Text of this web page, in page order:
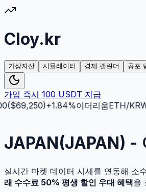
Cloy.kr
가상자산 시뮬레이터 경제 캘린더 공포
가입 즉시 100 USDT 지급
69,250)+1.84%이더리움ETH/KRW
JAPAN(JAPAN) -
실시간 마켓 데이터 시세를 연동해 소
래 수수료 50% 평생 할인 우대 혜택을